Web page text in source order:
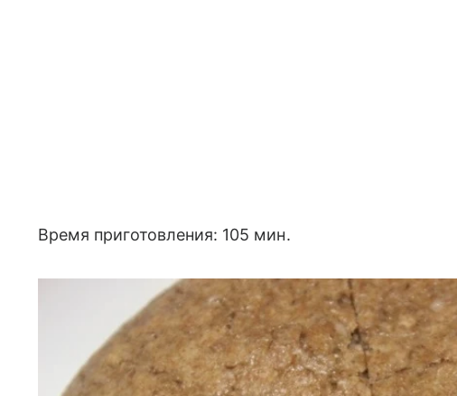
Время приготовления: 105 мин.